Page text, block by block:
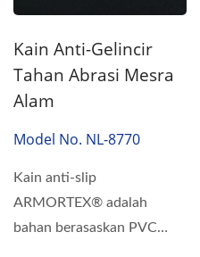
Kain Anti-Gelincir
Tahan Abrasi Mesra
Alam
Model No. NL-8770
Kain anti-slip
ARMORTEX® adalah
bahan berasaskan PVC